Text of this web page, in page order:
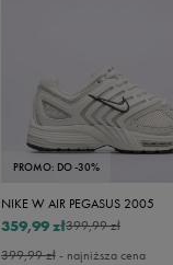
PROMO: DO -30%
NIKE W AIR PEGASUS 2005
399,99 zł
359,99 zł
399,99 zł- najniższa cena